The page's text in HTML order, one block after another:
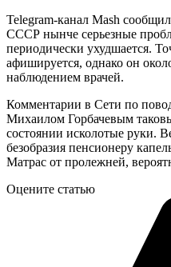
Telegram-канал Mash
СССР нынче серьезные
периодически ухудшается.
афишируется, однако он
наблюдением врачей.
Комментарии в Сети по
Михаилом Горбачевым
состоянии исколотые руки.
безобразия пенсионеру
Матрас от пролежней,
Оцените статью